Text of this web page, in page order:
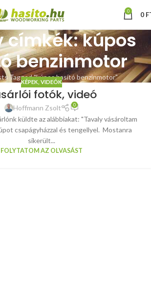
0 0
címkék: kúpos
benzinmotor
Tagged "kúpos hasító benzinmotor"
KÉPEK, VIDEÓK
fotók, videó
Hoffmann Zsolt 0
küldte az alábbiakat: "Tavaly vásároltam
csapágyházzal és tengellyel. Mostanra
sikerült...
FOLYTATOM AZ OLVASÁST